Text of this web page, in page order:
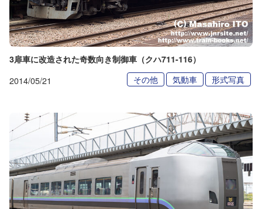
3扉車に改造された奇数向き制御車（クハ711-116）
2014/05/21 その他 気動車 形式写真